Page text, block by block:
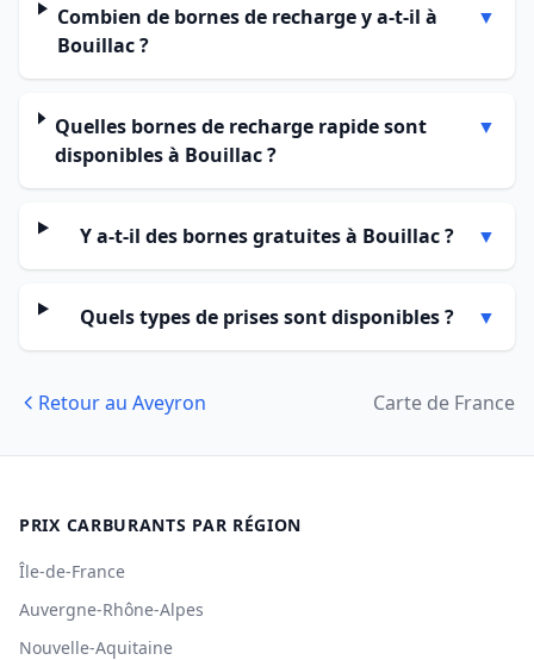
Combien de bornes de recharge y a-t-il à
Bouillac ?
▼
Quelles bornes de recharge rapide sont
disponibles à Bouillac ?
▼
Y a-t-il des bornes gratuites à Bouillac ? ▼
Quels types de prises sont disponibles ? ▼
Retour au Aveyron Carte de France
PRIX CARBURANTS PAR RÉGION
Île-de-France
Auvergne-Rhône-Alpes
Nouvelle-Aquitaine